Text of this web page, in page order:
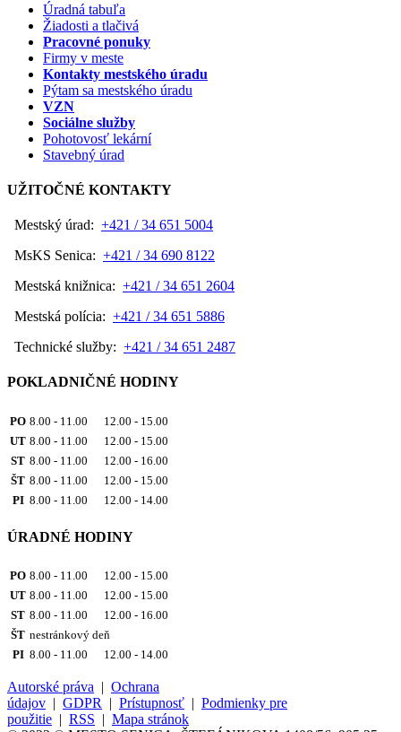
Úradná tabuľa
Žiadosti a tlačivá
Pracovné ponuky
Firmy v meste
Kontakty mestského úradu
Pýtam sa mestského úradu
VZN
Sociálne služby
Pohotovosť lekární
Stavebný úrad
UŽITOČNÉ KONTAKTY
Mestský úrad: +421 / 34 651 5004
MsKS Senica: +421 / 34 690 8122
Mestská knižnica: +421 / 34 651 2604
Mestská polícia: +421 / 34 651 5886
Technické služby: +421 / 34 651 2487
POKLADNIČNÉ HODINY
PO 8.00 - 11.00 12.00 - 15.00
UT 8.00 - 11.00 12.00 - 15.00
ST 8.00 - 11.00 12.00 - 16.00
ŠT 8.00 - 11.00 12.00 - 15.00
PI 8.00 - 11.00 12.00 - 14.00
ÚRADNÉ HODINY
PO 8.00 - 11.00 12.00 - 15.00
UT 8.00 - 11.00 12.00 - 15.00
ST 8.00 - 11.00 12.00 - 16.00
ŠT nestránkový deň
PI 8.00 - 11.00 12.00 - 14.00
Autorské práva | Ochrana
údajov | GDPR | Prístupnosť | Podmienky pre
použitie | RSS | Mapa stránok